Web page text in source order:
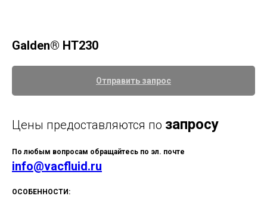
Galden® HT230
Отправить запрос
Цены предоставляются по запросу
По любым вопросам обращайтесь по эл. почте
info@vacfluid.ru
ОСОБЕННОСТИ: